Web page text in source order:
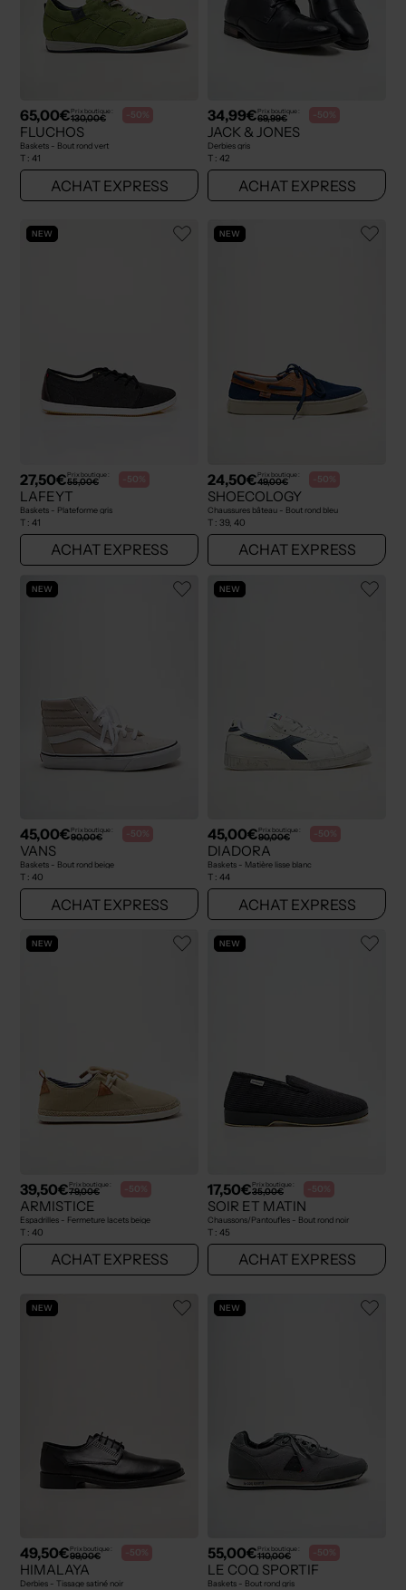
65,00€Prix boutique :
130,00€ -50%
FLUCHOS
Baskets - Bout rond vert
T : 41
ACHAT EXPRESS
34,99€Prix boutique :
69,99€ -50%
JACK & JONES
Derbies gris
T : 42
ACHAT EXPRESS
NEW
27,50€Prix boutique :
55,00€ -50%
LAFEYT
Baskets - Plateforme gris
T : 41
ACHAT EXPRESS
NEW
24,50€Prix boutique :
49,00€ -50%
SHOECOLOGY
Chaussures bâteau - Bout rond bleu
T : 39, 40
ACHAT EXPRESS
NEW
45,00€Prix boutique :
90,00€ -50%
VANS
Baskets - Bout rond beige
T : 40
ACHAT EXPRESS
NEW
45,00€Prix boutique :
90,00€ -50%
DIADORA
Baskets - Matière lisse blanc
T : 44
ACHAT EXPRESS
NEW
39,50€Prix boutique :
79,00€ -50%
ARMISTICE
Espadrilles - Fermeture lacets beige
T : 40
ACHAT EXPRESS
NEW
17,50€Prix boutique :
35,00€ -50%
SOIR ET MATIN
Chaussons/Pantoufles - Bout rond noir
T : 45
ACHAT EXPRESS
NEW
49,50€Prix boutique :
99,00€ -50%
HIMALAYA
Derbies - Tissage satiné noir
NEW
55,00€Prix boutique :
110,00€ -50%
LE COQ SPORTIF
Baskets - Bout rond gris